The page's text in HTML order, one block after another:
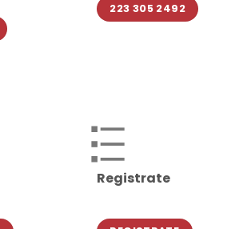
223 305 2492
Registrate